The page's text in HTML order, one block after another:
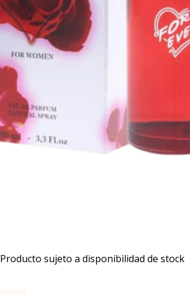
Producto sujeto a disponibilidad de stock